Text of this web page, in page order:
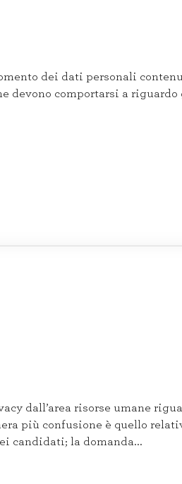
dei dati personali
devono comportarsi a
dall’area risorse umane
più confusione è quello
candidati; la domanda...